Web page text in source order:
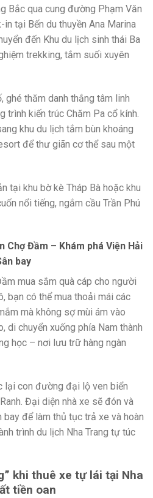
Bắc qua cung đường Phạm Văn
tại Bến du thuyền Ana Marina
đến Khu du lịch sinh thái Ba
trekking, tắm suối xuyên
ghé thăm danh thắng tâm linh
trình kiến trúc Chăm Pa cổ kính.
khu du lịch tắm bùn khoáng
để thư giãn cơ thể sau một
tại khu bờ kè Tháp Bà hoặc khu
nổi tiếng, ngắm cầu Trần Phú
Chợ Đầm – Khám phá Viện Hải
bay
mua sắm quà cáp cho người
bạn có thể mua thoải mái các
mà không sợ mùi ám vào
di chuyển xuống phía Nam thành
học – nơi lưu trữ hàng ngàn
lại con đường đại lộ ven biển
Đại diện nhà xe sẽ đón và
bay để làm thủ tục trả xe và hoàn
trình du lịch Nha Trang tự túc
khi thuê xe tự lái tại Nha
tiền oan